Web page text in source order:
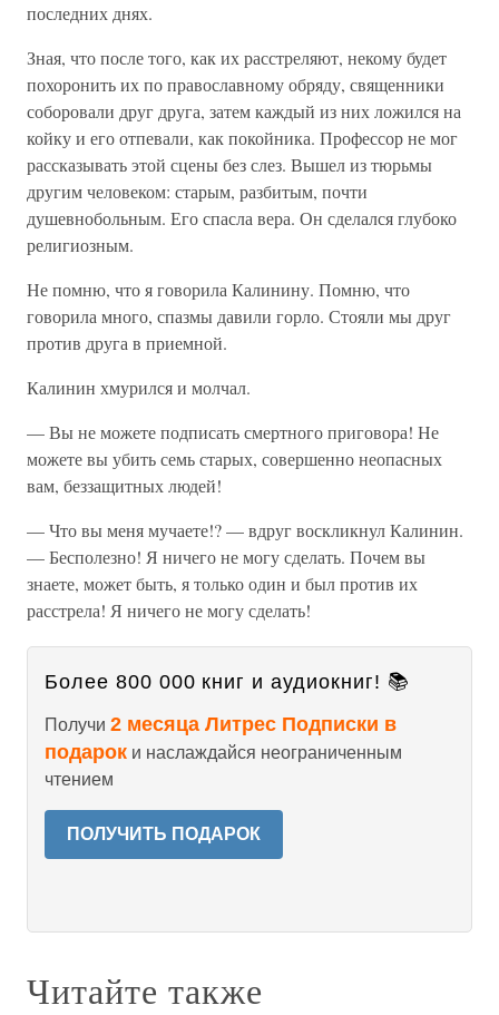
последних днях.
Зная, что после того, как их расстреляют, некому будет
похоронить их по православному обряду, священники
соборовали друг друга, затем каждый из них ложился на
койку и его отпевали, как покойника. Профессор не мог
рассказывать этой сцены без слез. Вышел из тюрьмы
другим человеком: старым, разбитым, почти
душевнобольным. Его спасла вера. Он сделался глубоко
религиозным.
Не помню, что я говорила Калинину. Помню, что
говорила много, спазмы давили горло. Стояли мы друг
против друга в приемной.
Калинин хмурился и молчал.
— Вы не можете подписать смертного приговора! Не
можете вы убить семь старых, совершенно неопасных
вам, беззащитных людей!
— Что вы меня мучаете!? — вдруг воскликнул Калинин.
— Бесполезно! Я ничего не могу сделать. Почем вы
знаете, может быть, я только один и был против их
расстрела! Я ничего не могу сделать!
Более 800 000 книг и аудиокниг! 📚
Получи 2 месяца Литрес Подписки в
подарок и наслаждайся неограниченным
чтением
ПОЛУЧИТЬ ПОДАРОК
Читайте также